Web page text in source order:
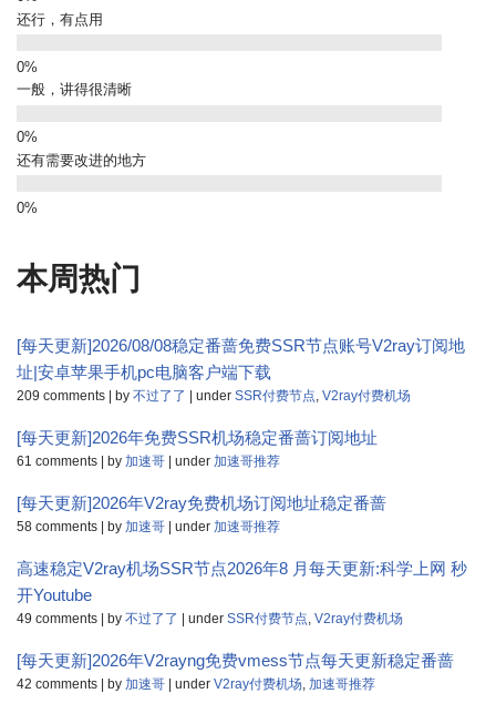
还行，有点用
一般，讲得很清晰
还有需要改进的地方
本周热门
[每天更新]2026/08/08稳定番蔷免费SSR节点账号V2ray订阅地
址|安卓苹果手机pc电脑客户端下载
209 comments | by 不过了了 | under SSR付费节点 V2ray付费机场
[每天更新]2026年免费SSR机场稳定番蔷订阅地址
61 comments | by 加速哥 | under 加速哥推荐
[每天更新]2026年V2ray免费机场订阅地址稳定番蔷
58 comments | by 加速哥 | under 加速哥推荐
高速稳定V2ray机场SSR节点2026年8 月每天更新:科学上网 秒
开Youtube
49 comments | by 不过了了 | under SSR付费节点 V2ray付费机场
[每天更新]2026年V2rayng免费vmess节点每天更新稳定番蔷
42 comments | by 加速哥 | under V2ray付费机场 加速哥推荐